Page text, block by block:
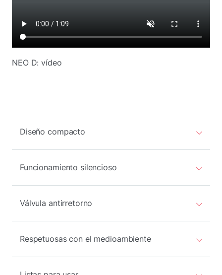
NEO D: vídeo
Diseño compacto
Funcionamiento silencioso
Válvula antirretorno
Respetuosas con el medioambiente